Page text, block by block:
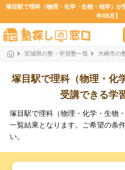
塚目駅で理科（物理・化学・生物・地学）
年08月】
宮城県の塾・学習塾一覧 大崎市の
塚目駅で理科（物理・化
受講できる学
塚目駅で理科（物理・化学・生物
一覧結果となります。ご希望の条
い。